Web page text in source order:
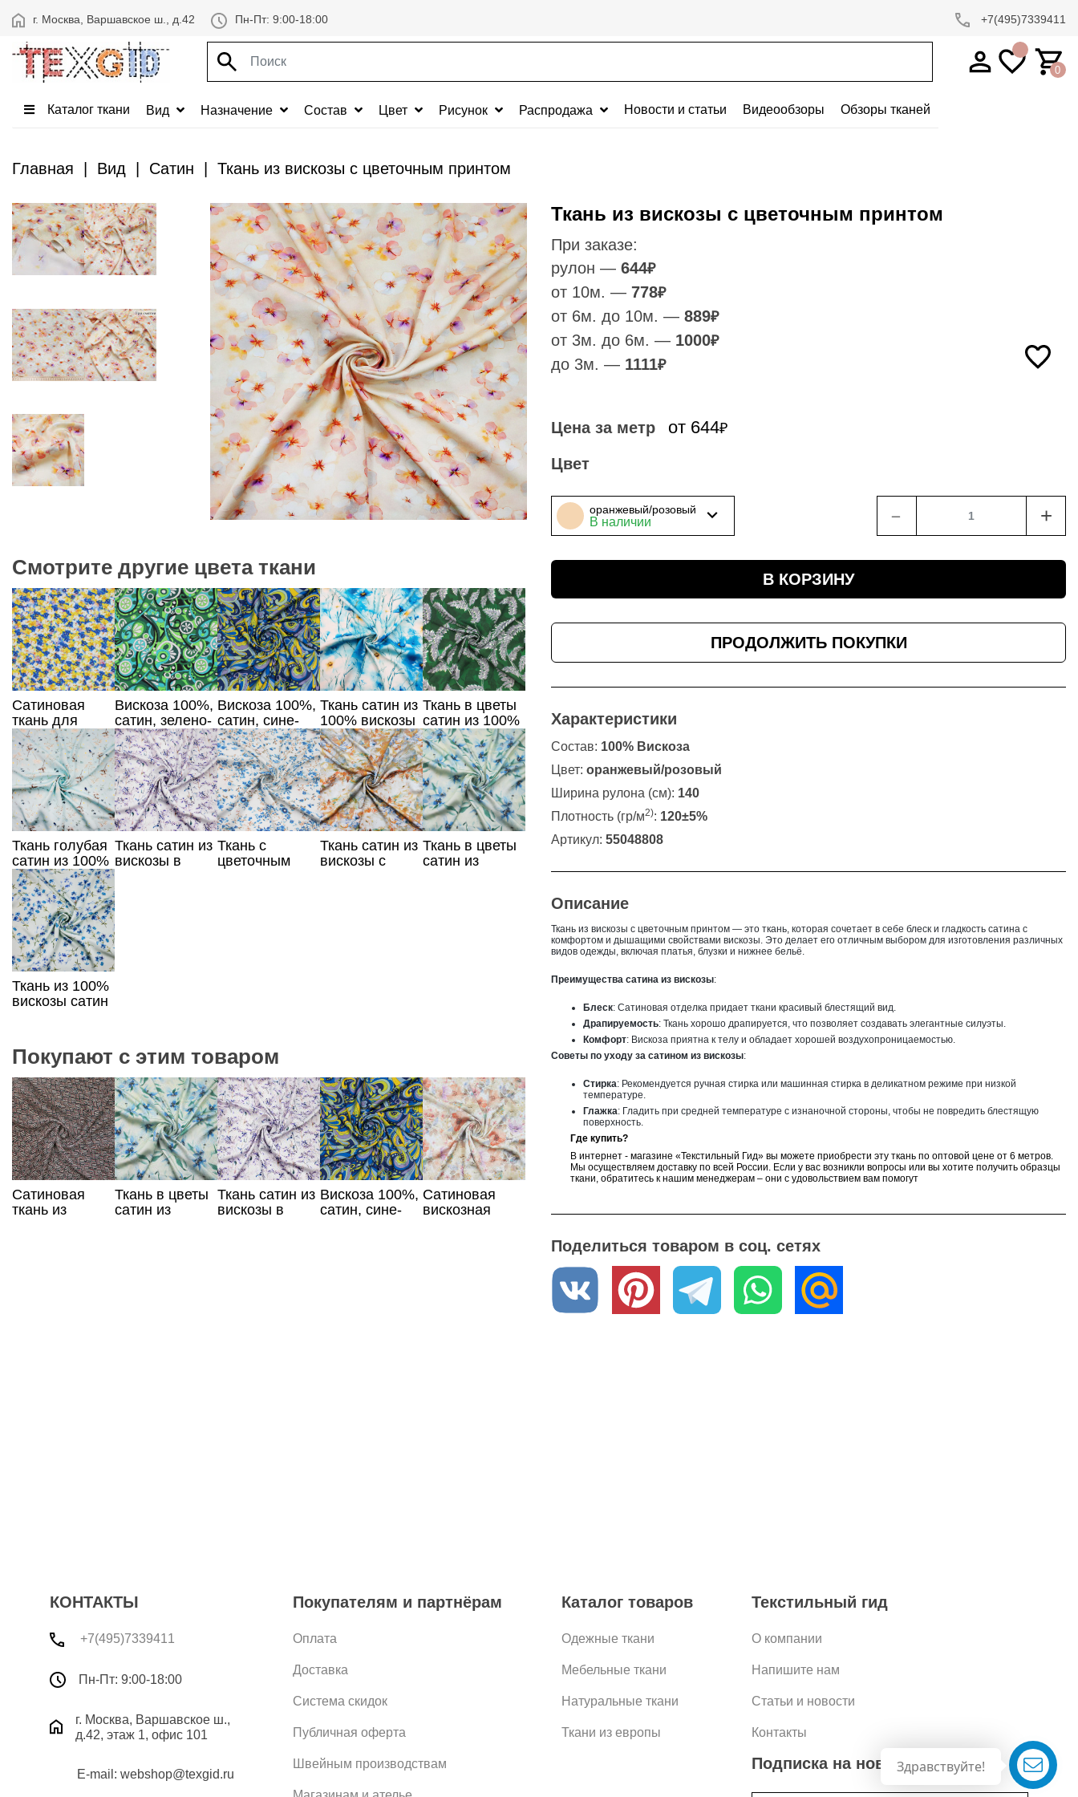
Здравствуйте!
г. Москва, Варшавское ш., д.42 Пн-Пт: 9:00-18:00 +7(495)7339411
0
Каталог ткани Вид Назначение Состав Цвет Рисунок Распродажа Новости и статьи Видеообзоры Обзоры тканей
Главная Вид Сатин Ткань из вискозы с цветочным принтом
Ткань из вискозы с цветочным принтом
При заказе:
рулон — 644₽
от 10м. — 778₽
от 6м. до 10м. — 889₽
от 3м. до 6м. — 1000₽
до 3м. — 1111₽
Цена за метр от 644₽
Цвет
оранжевый/розовый
В наличии ﹣ +
В КОРЗИНУ
ПРОДОЛЖИТЬ ПОКУПКИ
Характеристики
Состав: 100% Вискоза
Цвет: оранжевый/розовый
Ширина рулона (см): 140
Плотность (гр/м2): 120±5%
Артикул: 55048808
Описание
Ткань из вискозы с цветочным принтом — это ткань, которая сочетает в себе блеск и гладкость сатина с
комфортом и дышащими свойствами вискозы. Это делает его отличным выбором для изготовления различных
видов одежды, включая платья, блузки и нижнее бельё.
Преимущества сатина из вискозы:
Блеск: Сатиновая отделка придает ткани красивый блестящий вид.
Драпируемость: Ткань хорошо драпируется, что позволяет создавать элегантные силуэты.
Комфорт: Вискоза приятна к телу и обладает хорошей воздухопроницаемостью.
Советы по уходу за сатином из вискозы:
Стирка: Рекомендуется ручная стирка или машинная стирка в деликатном режиме при низкой
температуре.
Глажка: Гладить при средней температуре с изнаночной стороны, чтобы не повредить блестящую
поверхность.
Где купить?
В интернет - магазине «Текстильный Гид» вы можете приобрести эту ткань по оптовой цене от 6 метров.
Мы осуществляем доставку по всей России. Если у вас возникли вопросы или вы хотите получить образцы
ткани, обратитесь к нашим менеджерам – они с удовольствием вам помогут
Поделиться товаром в соц. сетях
Смотрите другие цвета ткани
Сатиновая
ткань для
шитья, вискоза
100%, сине-
желтый принт
Вискоза 100%,
сатин, зелено-
голубой
орнамент
Вискоза 100%,
сатин, сине-
желтый принт
Ткань сатин из
100% вискозы
в цветы
Ткань в цветы
сатин из 100%
вискозы
Ткань голубая
сатин из 100%
вискозы
Ткань сатин из
вискозы в
Ткань с
цветочным
Ткань сатин из
вискозы с
Ткань в цветы
сатин из
Ткань из 100%
вискозы сатин
Покупают с этим товаром
Сатиновая
ткань из
Ткань в цветы
сатин из
Ткань сатин из
вискозы в
Вискоза 100%,
сатин, сине-
Сатиновая
вискозная
КОНТАКТЫ
+7(495)7339411
Пн-Пт: 9:00-18:00
г. Москва, Варшавское ш.,
д.42, этаж 1, офис 101
E-mail: webshop@texgid.ru
Покупателям и партнёрам
Оплата
Доставка
Система скидок
Публичная оферта
Швейным производствам
Каталог товаров
Одежные ткани
Мебельные ткани
Натуральные ткани
Ткани из европы
Текстильный гид
О компании
Напишите нам
Статьи и новости
Контакты
Подписка на новости